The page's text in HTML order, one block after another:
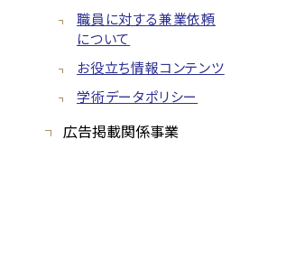
職員に対する兼業依頼
について
お役立ち情報コンテンツ
学術データポリシー
広告掲載関係事業